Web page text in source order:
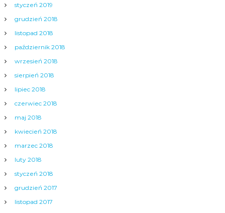
styczeń 2019
grudzień 2018
listopad 2018
październik 2018
wrzesień 2018
sierpień 2018
lipiec 2018
czerwiec 2018
maj 2018
kwiecień 2018
marzec 2018
luty 2018
styczeń 2018
grudzień 2017
listopad 2017